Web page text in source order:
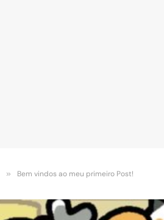
» Bem vindos ao meu primeiro Post!